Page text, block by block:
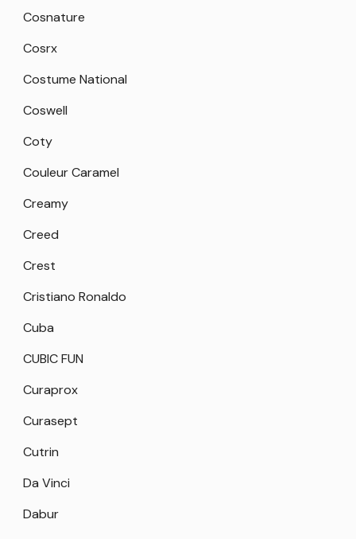
Cosnature
Cosrx
Costume National
Coswell
Coty
Couleur Caramel
Creamy
Creed
Crest
Cristiano Ronaldo
Cuba
CUBIC FUN
Curaprox
Curasept
Cutrin
Da Vinci
Dabur